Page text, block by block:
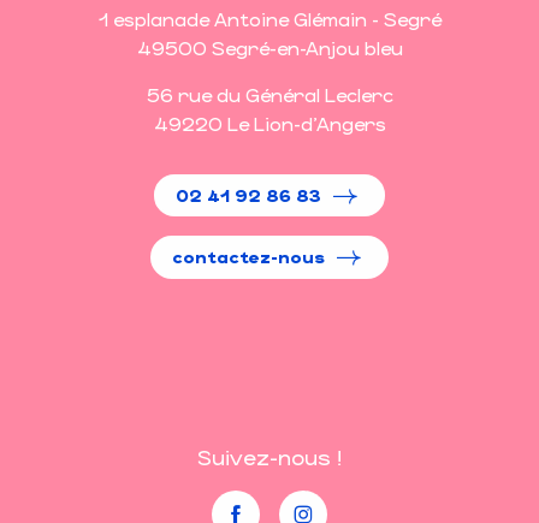
1 esplanade Antoine Glémain - Segré
49500 Segré-en-Anjou bleu
56 rue du Général Leclerc
49220 Le Lion-d'Angers
02 41 92 86 83
contactez-nous
Suivez-nous !